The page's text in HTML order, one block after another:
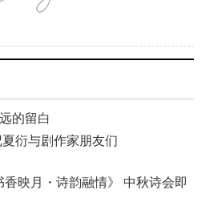
的留白
衍与剧作家朋友们
映月・诗韵融情》 中秋诗会即